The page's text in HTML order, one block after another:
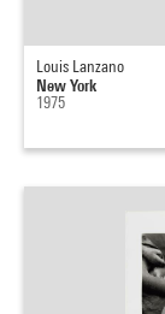
Louis Lanzano
New York
1975